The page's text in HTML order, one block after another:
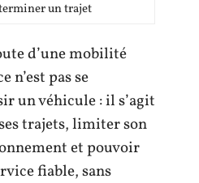
un trajet
d’une mobilité
n’est pas se
un véhicule : il s’agit
trajets, limiter son
et pouvoir
fiable, sans